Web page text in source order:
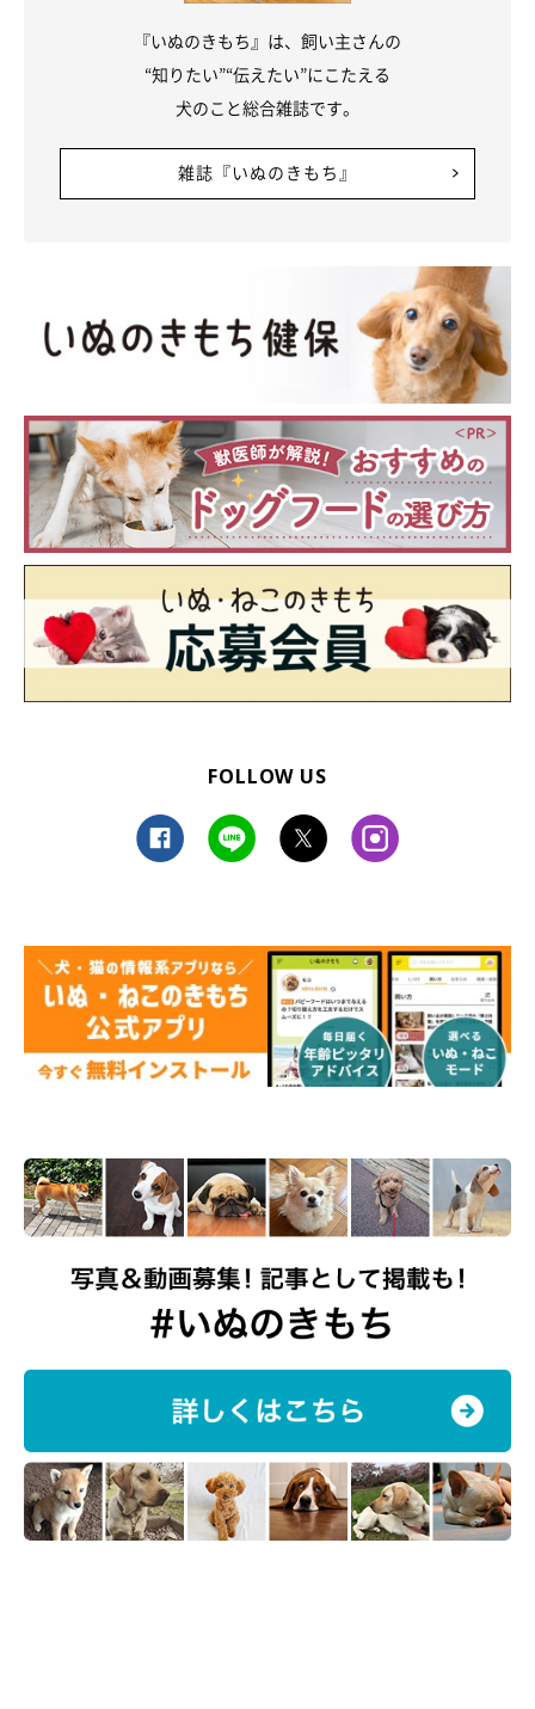
『いぬのきもち』は、飼い主さんの
“知りたい”“伝えたい”にこたえる
犬のこと総合雑誌です。
雑誌『いぬのきもち』
FOLLOW US